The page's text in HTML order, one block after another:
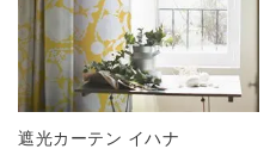
遮光カーテン イハナ